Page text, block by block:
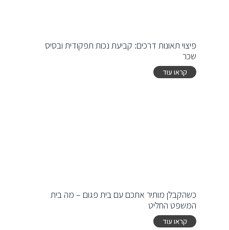
פיצוי תאונות דרכים: קביעת נכות תפקודית ובסיס
שכר
קראו עוד
כשהקבלן מותיר אתכם עם בית פגום – מה בית
המשפט החליט
קראו עוד